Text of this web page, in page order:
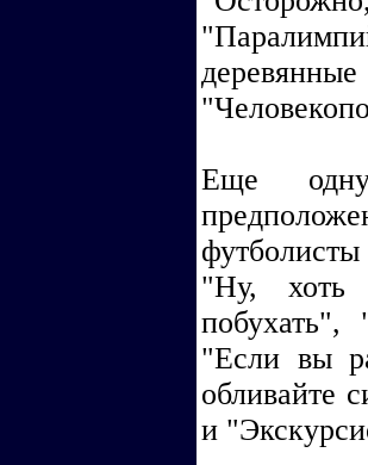
Еще
"Ну, хоть
побухать",
"Если вы
обливайте
и